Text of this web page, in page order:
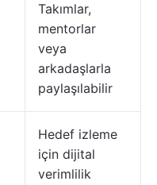
Takımlar,
mentorlar
veya
arkadaşlarla
paylaşılabilir
Hedef izleme
için dijital
verimlilik